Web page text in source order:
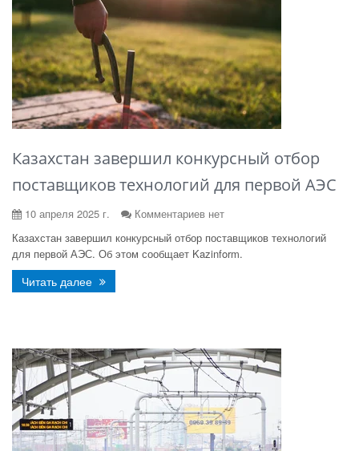
Казахстан завершил конкурсный отбор
поставщиков технологий для первой АЭС
10 апреля 2025 г.
Комментариев нет
Казахстан завершил конкурсный отбор поставщиков технологий
для первой АЭС. Об этом сообщает Kazinform.
Читать далее